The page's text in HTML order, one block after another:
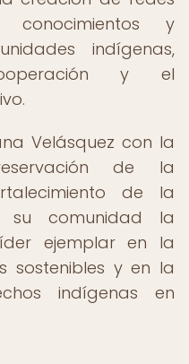
y
indígenas,
y el
Velásquez con la
de la
de la
su comunidad la
ejemplar en la
sostenibles y en la
indígenas en